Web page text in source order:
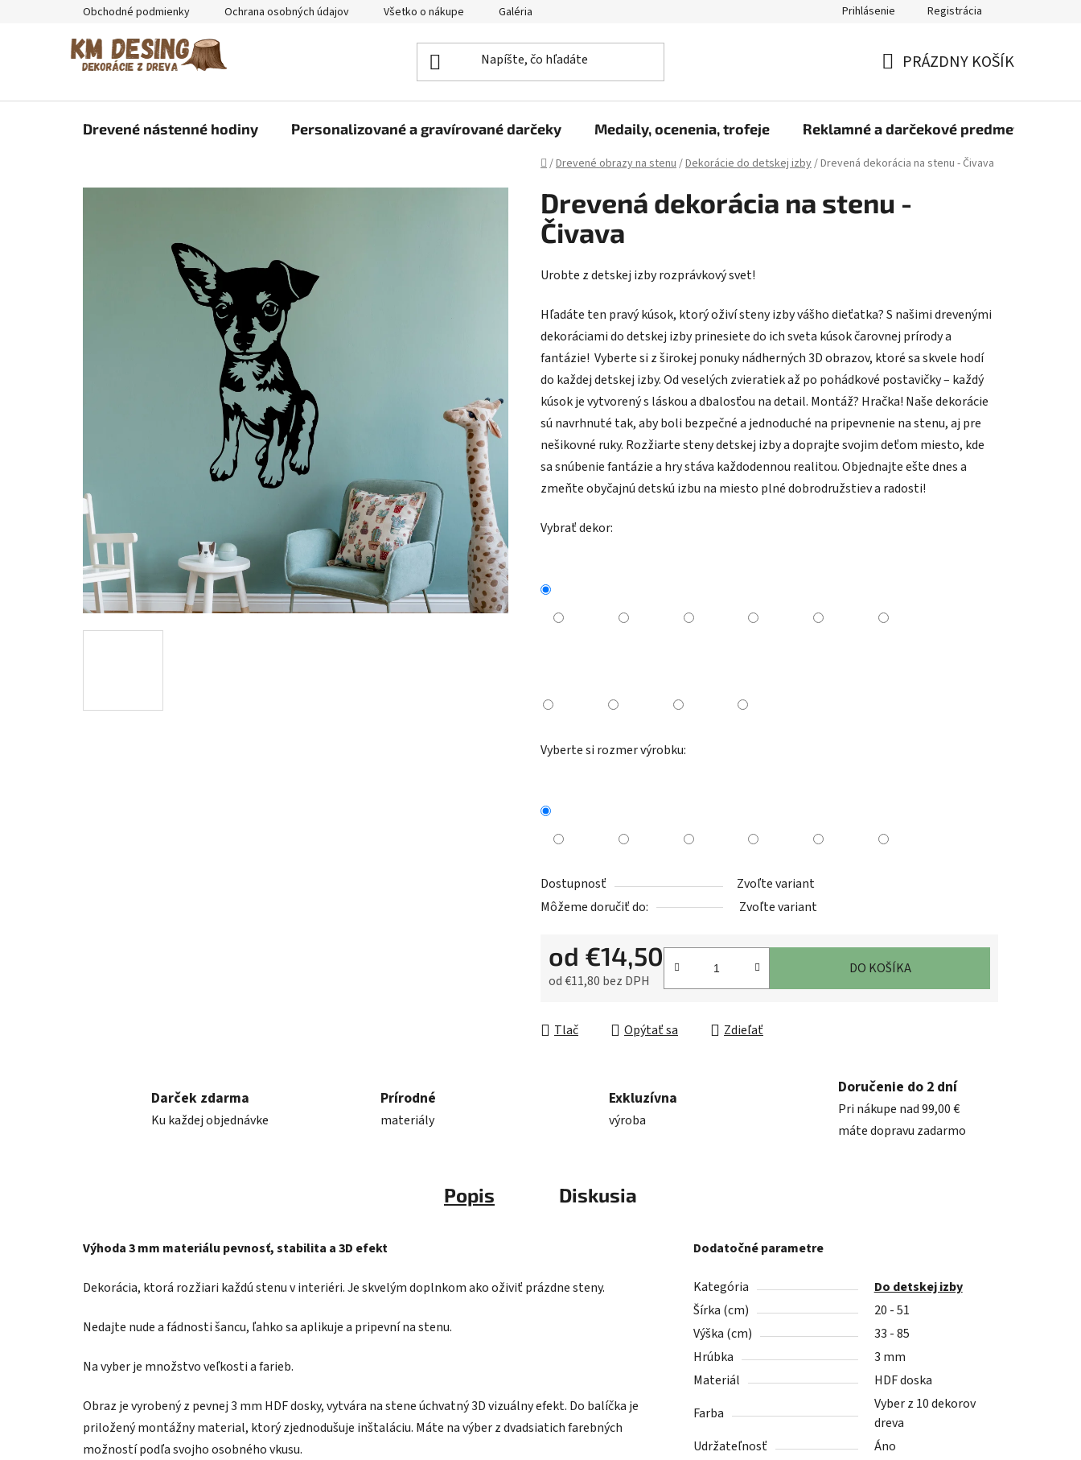
Obchodné podmienky Ochrana osobných údajov Všetko o nákupe Galéria Formulár na odstúpenie od zmluvy O nás
Prihlásenie Registrácia
KOŠÍK
PRÁZDNY KOŠÍK
Drevené nástenné hodiny Personalizované a gravírované darčeky Medaily, ocenenia, trofeje Reklamné a darčekové predmety
Domov
/Drevené obrazy na stenu/Dekorácie do detskej izby/Drevená dekorácia na stenu - Čivava
Drevená dekorácia na stenu -
Čivava
Urobte z detskej izby rozprávkový svet!
Hľadáte ten pravý kúsok, ktorý oživí steny izby vášho dieťatka? S našimi drevenými
dekoráciami do detskej izby prinesiete do ich sveta kúsok čarovnej prírody a
fantázie! Vyberte si z širokej ponuky nádherných 3D obrazov, ktoré sa skvele hodí
do každej detskej izby. Od veselých zvieratiek až po pohádkové postavičky – každý
kúsok je vytvorený s láskou a dbalosťou na detail. Montáž? Hračka! Naše dekorácie
sú navrhnuté tak, aby boli bezpečné a jednoduché na pripevnenie na stenu, aj pre
nešikovné ruky. Rozžiarte steny detskej izby a doprajte svojim deťom miesto, kde
sa snúbenie fantázie a hry stáva každodennou realitou. Objednajte ešte dnes a
zmeňte obyčajnú detskú izbu na miesto plné dobrodružstiev a radosti!
Vybrať dekor:
Vyberte si rozmer výrobku:
Dostupnosť
Zvoľte variant
Môžeme doručiť do:
Zvoľte variant
od €14,50
od€11,80 bez DPH
DO KOŠÍKA
Tlač Opýtať sa Zdieľať
Darček zdarma
Ku každej objednávke
Prírodné
materiály
Exkluzívna
výroba
Doručenie do 2 dní
Pri nákupe nad 99,00 €
máte dopravu zadarmo
Popis Diskusia
Výhoda 3 mm materiálu pevnosť, stabilita a 3D efekt
Dekorácia, ktorá rozžiari každú stenu v interiéri. Je skvelým doplnkom ako oživiť prázdne steny.
Nedajte nude a fádnosti šancu, ľahko sa aplikuje a pripevní na stenu.
Na vyber je množstvo veľkosti a farieb.
Obraz je vyrobený z pevnej 3 mm HDF dosky, vytvára na stene úchvatný 3D vizuálny efekt. Do balíčka je
priložený montážny material, ktorý zjednodušuje inštaláciu. Máte na výber z dvadsiatich farebných
možností podľa svojho osobného vkusu.
Dodatočné parametre
Kategória
Do detskej izby
Šírka (cm)
20 - 51
Výška (cm)
33 - 85
Hrúbka
3 mm
Materiál
HDF doska
Farba
Vyber z 10 dekorov
dreva
Udržateľnosť
Áno